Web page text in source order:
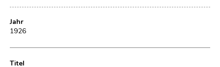
Jahr
1926
Titel